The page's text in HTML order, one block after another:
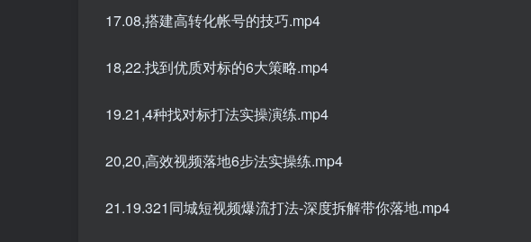
17.08,搭建高转化帐号的技巧.mp4
18,22.找到优质对标的6大策略.mp4
19.21,4种找对标打法实操演练.mp4
20,20,高效视频落地6步法实操练.mp4
21.19.321同城短视频爆流打法-深度拆解带你落地.mp4